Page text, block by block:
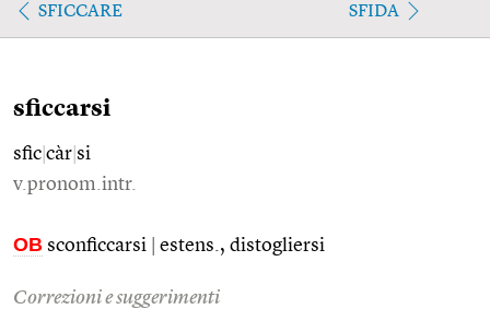
SFICCARE SFIDA
sficcarsi
sfic càr si
v.pronom.intr.
OB sconficcarsi estens., distogliersi
Correzioni e suggerimenti